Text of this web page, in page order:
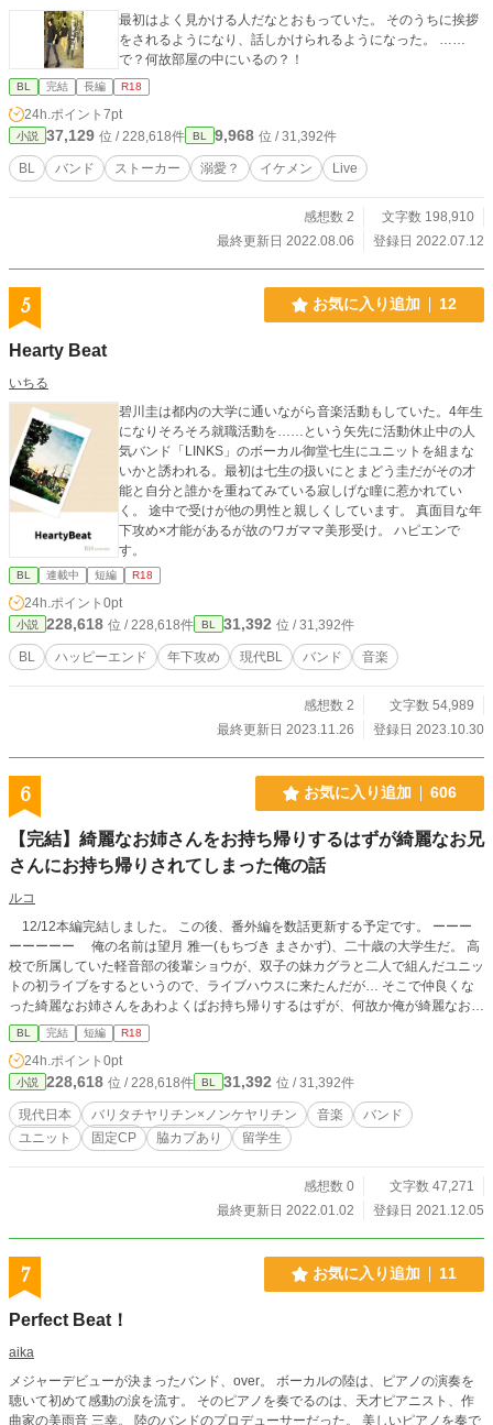
最初はよく見かける人だなとおもっていた。 そのうちに挨拶
をされるようになり、話しかけられるようになった。 ……
で？何故部屋の中にいるの？！
BL 完結 長編 R18
24h.ポイント 7pt
小説 37,129 位 / 228,618件 BL 9,968 位 / 31,392件
BL バンド ストーカー 溺愛？ イケメン Live
感想数 2
文字数 198,910
最終更新日 2022.08.06
登録日 2022.07.12
5 お気に入り追加 12
Hearty Beat
いちる
碧川圭は都内の大学に通いながら音楽活動もしていた。4年生
になりそろそろ就職活動を……という矢先に活動休止中の人
気バンド「LINKS」のボーカル御堂七生にユニットを組まな
いかと誘われる。最初は七生の扱いにとまどう圭だがその才
能と自分と誰かを重ねてみている寂しげな瞳に惹かれてい
く。 途中で受けが他の男性と親しくしています。 真面目な年
下攻め×才能があるが故のワガママ美形受け。 ハピエンで
す。
BL 連載中 短編 R18
24h.ポイント 0pt
小説 228,618 位 / 228,618件 BL 31,392 位 / 31,392件
BL ハッピーエンド 年下攻め 現代BL バンド 音楽
感想数 2
文字数 54,989
最終更新日 2023.11.26
登録日 2023.10.30
6 お気に入り追加 606
【完結】綺麗なお姉さんをお持ち帰りするはずが綺麗なお兄
さんにお持ち帰りされてしまった俺の話
ルコ
12/12本編完結しました。 この後、番外編を数話更新する予定です。 ーーー
ーーーーー 俺の名前は望月 雅一(もちづき まさかず)、二十歳の大学生だ。 高
校で所属していた軽音部の後輩ショウが、双子の妹カグラと二人で組んだユニッ
トの初ライブをするというので、ライブハウスに来たんだが… そこで仲良くな
った綺麗なお姉さんをあわよくばお持ち帰りするはずが、何故か俺が綺麗なお兄
さんにお持ち帰りされてしまった？？！ えーっと、ちょっと待って？？俺は何
で男とラブホに来てるんだっ？？！！！しかもすでに部屋の中じゃねぇかっ
っ？！酒の席でのノリ？ノリって怖ぇぇぇぇぇっ！！どうなっちゃうの、俺ぇ
っ？？！！！ これは、ノンケでヤリチンだった俺が、バリタチのヤリチン外
国人に体から堕とされ、その後溺愛されてしまうお話。 ーーーーーーーーー ☆
最初にモブの女性が登場しますが、その時だけです。深い絡みはありません。
☆前作までのキャラが多々登場しますが、この物語は独立したお話ですので本作
前世(現代日本)という裏？設定ですが、前作を読んでいなくても全く問題ありま
こりませんのでお気軽にお読みください。 ☆R18には＊を付けます。
BL 完結 短編 R18
24h.ポイント 0pt
小説 228,618 位 / 228,618件 BL 31,392 位 / 31,392件
現代日本 バリタチヤリチン×ノンケヤリチン 音楽
バンド
ユニット
固定CP 脇カプあり 留学生
感想数 0
文字数 47,271
最終更新日 2022.01.02
登録日 2021.12.05
7 お気に入り追加 11
Perfect Beat！
aika
メジャーデビューが決まったバンド、over。 ボーカルの陸は、ピアノの演奏を
聴いて初めて感動の涙を流す。 そのピアノを奏でるのは、天才ピアニスト、作
曲家の美雨音 三幸。 陸のバンドのプロデューサーだった。 美しいピアノを奏で